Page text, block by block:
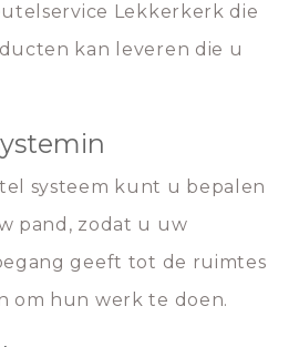
Lekkerkerk die
kan leveren die u
systeem kunt u bepalen
pand, zodat u uw
geeft tot de ruimtes
om hun werk te doen.